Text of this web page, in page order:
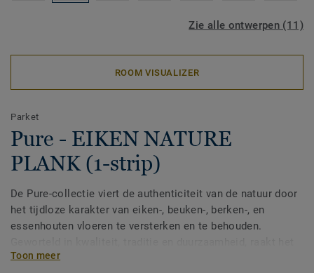
Zie alle ontwerpen (11)
ROOM VISUALIZER
Parket
Pure - EIKEN NATURE
PLANK (1-strip)
De Pure-collectie viert de authenticiteit van de natuur door
het tijdloze karakter van eiken-, beuken-, berken-, en
essenhouten vloeren te versterken en te behouden.
unieke karakter van elke houtsoort nooit uit de mode.
Toon meer